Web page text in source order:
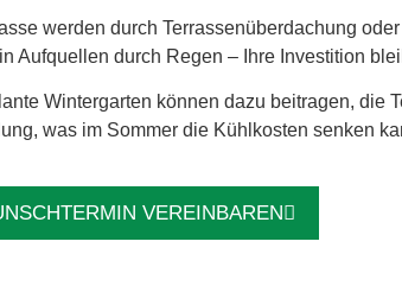
werden durch Terrassenüberdachung
Aufquellen durch Regen – Ihre Investition
Wintergarten können dazu beitragen, die
was im Sommer die Kühlkosten senken
VEREINBAREN